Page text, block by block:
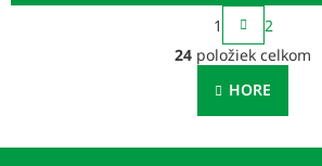
O
v
l
a
S
t
r
á
n
o
v
1
2
24 položiek celkom
HORE